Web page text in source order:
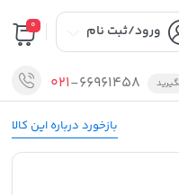
ورود/ثبت نام 0
021-66961458
بازخورد درباره این کالا